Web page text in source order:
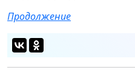
Продолжение